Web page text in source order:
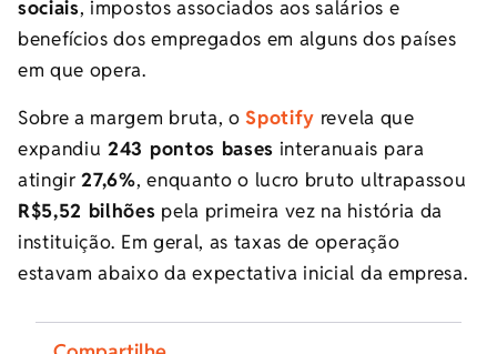
sociais, impostos associados aos salários e
benefícios dos empregados em alguns dos países
em que opera.
Sobre a margem bruta, oSpotify revela que
expandiu 243 pontos bases interanuais para
atingir27,6%, enquanto o lucro bruto ultrapassou
R$5,52 bilhões pela primeira vez na história da
instituição. Em geral, as taxas de operação
estavam abaixo da expectativa inicial da empresa.